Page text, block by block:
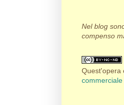
Nel blog
compenso
Quest'opera